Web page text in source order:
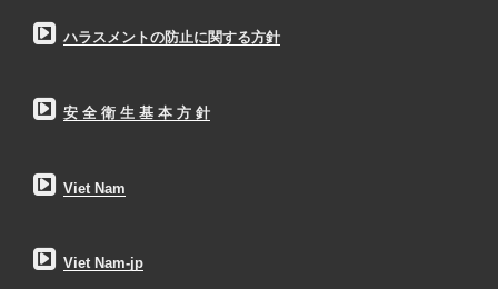
ハラスメントの防止に関する方針
安 全 衛 生 基 本 方 針
Viet Nam
Viet Nam-jp